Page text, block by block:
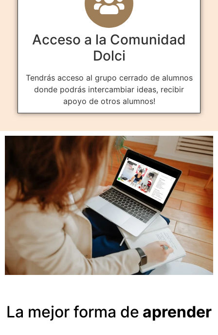
Acceso a la Comunidad
Dolci
Tendrás acceso al grupo cerrado de alumnos
donde podrás intercambiar ideas, recibir
apoyo de otros alumnos!
La mejor forma de aprender